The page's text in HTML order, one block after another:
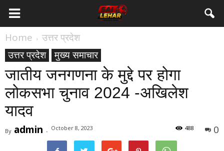
Home
उत्तर प्रदेश
उत्तर प्रदेश
मुख्य समाचार
जातीय जनगणना के मुद्दे पर होगा
लोकसभा चुनाव 2024 -अखिलेश
यादव
By admin - October 8, 2023 0
488